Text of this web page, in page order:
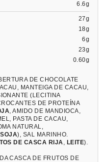
6.6g
27g
18g
6g
23g
0.60g
DE CHOCOLATE
MANTEIGA DE CACAU,
(LECITINA
DE PROTEÍNA
, AMIDO DE MANDIOCA,
PASTA DE CACAU,
NATURAL,
SOJA), SAL MARINHO.
DE CASCA RIJA, LEITE).
CASCA DE FRUTOS DE